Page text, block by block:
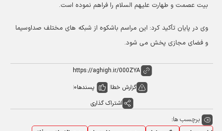
بیت عصمت و طهارت علیهم السلام را فراهم نموده است.
وی در پایان تأکید کرد: این مراسم باشکوه از شبکه های مختلف صداوسیما
و فضای مجازی پخش می شود.
گزارش خطا پسندها0
اشتراک گذاری
برچسب ها: